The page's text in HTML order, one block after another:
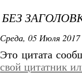
БЕЗ
Среда, 05 Июля
Это цитата
свой цитатник